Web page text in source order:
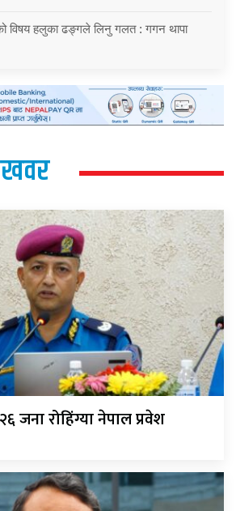
विषय हलुका ढङ्गले लिनु गलत : गगन थापा
जना रोहिंग्या नेपाल प्रवेश